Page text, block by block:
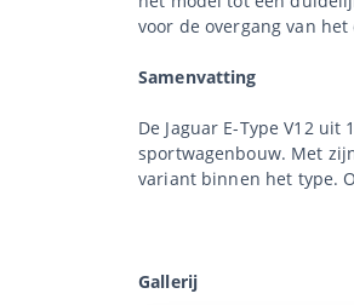
voor de overgang van
Samenvatting
De Jaguar E-Type V12
sportwagenbouw. Met
variant binnen het type.
Gallerij